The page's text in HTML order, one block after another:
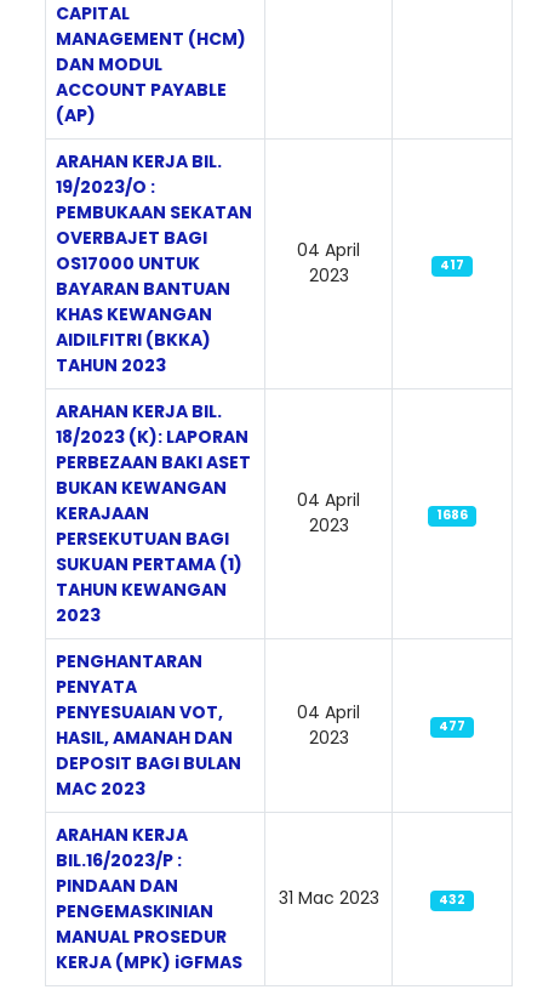
CAPITAL
MANAGEMENT (HCM)
DAN MODUL
ACCOUNT PAYABLE
(AP)
ARAHAN KERJA BIL.
19/2023/O :
PEMBUKAAN SEKATAN
OVERBAJET BAGI
OS17000 UNTUK
BAYARAN BANTUAN
KHAS KEWANGAN
AIDILFITRI (BKKA)
TAHUN 2023
04 April
2023
417
ARAHAN KERJA BIL.
18/2023 (K): LAPORAN
PERBEZAAN BAKI ASET
BUKAN KEWANGAN
KERAJAAN
PERSEKUTUAN BAGI
SUKUAN PERTAMA (1)
TAHUN KEWANGAN
2023
04 April
2023
1686
PENGHANTARAN
PENYATA
PENYESUAIAN VOT,
HASIL, AMANAH DAN
DEPOSIT BAGI BULAN
MAC 2023
04 April
2023
477
ARAHAN KERJA
BIL.16/2023/P :
PINDAAN DAN
PENGEMASKINIAN
MANUAL PROSEDUR
KERJA (MPK) iGFMAS
31 Mac 2023 432